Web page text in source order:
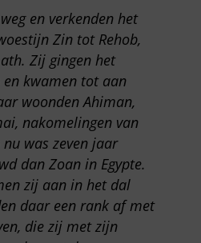
en verkenden het
Zin tot Rehob,
Zij gingen het
kwamen tot aan
woonden Ahiman,
nakomelingen van
was zeven jaar
dan Zoan in Egypte.
zij aan in het dal
daar een rank af met
die zij met zijn